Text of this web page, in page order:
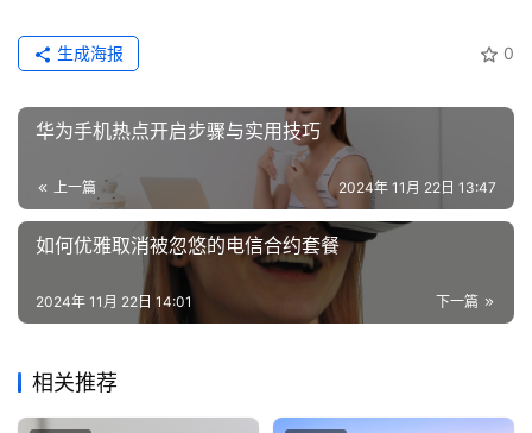
增
业
0
生成海报
华为手机热点开启步骤与实用技巧
上一篇 2024年 11月 22日 13:47
如何优雅取消被忽悠的电信合约套餐
下一篇
2024年 11月 22日 14:01
相关推荐